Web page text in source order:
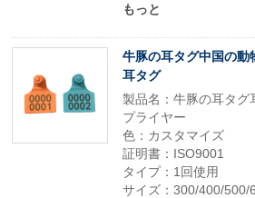
もっと
牛豚の耳タグ中国の動
耳タグ
製品名：牛豚の耳タグ
プライヤー
色：カスタマイズ
証明書：ISO9001
タイプ：1回使用
サイズ：300/400/500/